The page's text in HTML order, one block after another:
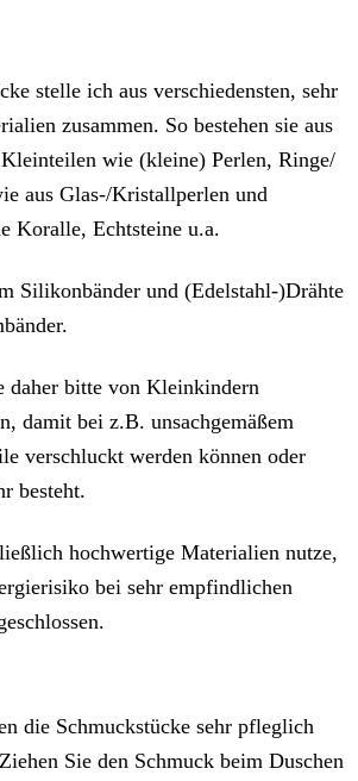
stelle ich aus verschiedensten, sehr
zusammen. So bestehen sie aus
wie (kleine) Perlen, Ringe/
aus Glas-/Kristallperlen und
Koralle, Echtsteine u.a.
Silikonbänder und (Edelstahl-)Drähte
daher bitte von Kleinkindern
damit bei z.B. unsachgemäßem
verschluckt werden können oder
besteht.
hochwertige Materialien nutze,
bei sehr empfindlichen
die Schmuckstücke sehr pfleglich
Sie den Schmuck beim Duschen